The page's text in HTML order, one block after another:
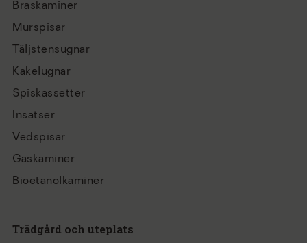
Braskaminer
Murspisar
Täljstensugnar
Kakelugnar
Spiskassetter
Insatser
Vedspisar
Gaskaminer
Bioetanolkaminer
Trädgård och uteplats